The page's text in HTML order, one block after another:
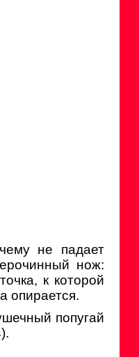
не падает
нож:
к которой
опирается.
попугай